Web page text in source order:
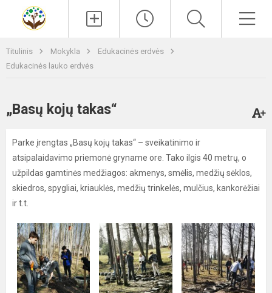
Titulinis Mokykla
Edukacinės erdvės
Edukacinės lauko erdvės
„Basų kojų takas“
Parke įrengtas „Basų kojų takas“ – sveikatinimo ir
atsipalaidavimo priemonė gryname ore. Tako ilgis 40 metrų, o
užpildas gamtinės medžiagos: akmenys, smėlis, medžių sėklos,
skiedros, spygliai, kriauklės, medžių trinkelės, mulčius, kankorėžiai
ir t.t.